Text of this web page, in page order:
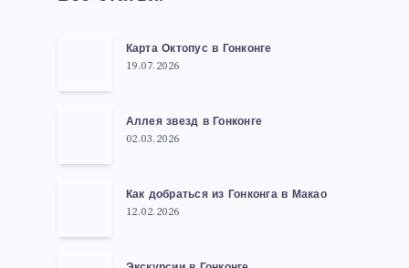
Карта Октопус в Гонконге
19.07.2026
Аллея звезд в Гонконге
02.03.2026
Как добраться из Гонконга в Макао
12.02.2026